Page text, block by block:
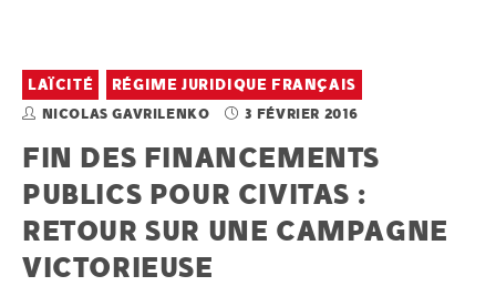
LAÏCITÉ RÉGIME JURIDIQUE FRANÇAIS
NICOLAS GAVRILENKO 3 FÉVRIER 2016
FIN DES FINANCEMENTS
PUBLICS POUR CIVITAS :
RETOUR SUR UNE CAMPAGNE
VICTORIEUSE